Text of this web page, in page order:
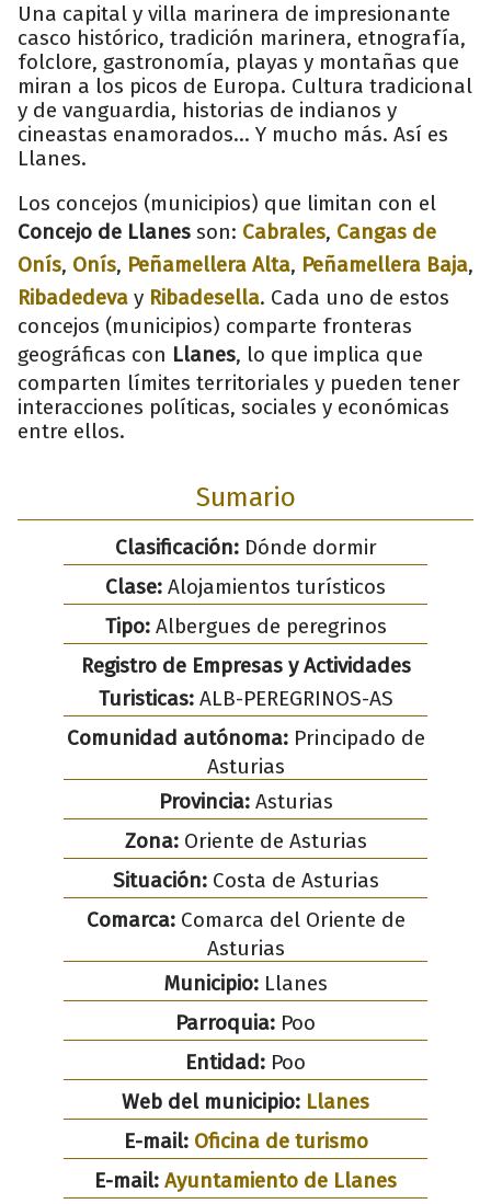
Una capital y villa marinera de impresionante
casco histórico, tradición marinera, etnografía,
folclore, gastronomía, playas y montañas que
miran a los picos de Europa. Cultura tradicional
y de vanguardia, historias de indianos y
cineastas enamorados... Y mucho más. Así es
Llanes.
Los concejos (municipios) que limitan con el
Concejo de Llanes son: Cabrales, Cangas de
Onís, Onís, Peñamellera Alta, Peñamellera Baja,
Ribadedeva y Ribadesella. Cada uno de estos
concejos (municipios) comparte fronteras
geográficas con Llanes, lo que implica que
comparten límites territoriales y pueden tener
interacciones políticas, sociales y económicas
entre ellos.
Sumario
Clasificación:Dónde dormir
Clase: Alojamientos turísticos
Tipo:Albergues de peregrinos
Registro de Empresas y Actividades
Turisticas:ALB-PEREGRINOS-AS
Comunidad autónoma:Principado de
Asturias
Provincia:Asturias
Zona:Oriente de Asturias
Situación:Costa de Asturias
Comarca:Comarca del Oriente de
Asturias
Municipio: Llanes
Parroquia: Poo
Entidad: Poo
Web del municipio: Llanes
E-mail: Oficina de turismo
E-mail: Ayuntamiento de Llanes